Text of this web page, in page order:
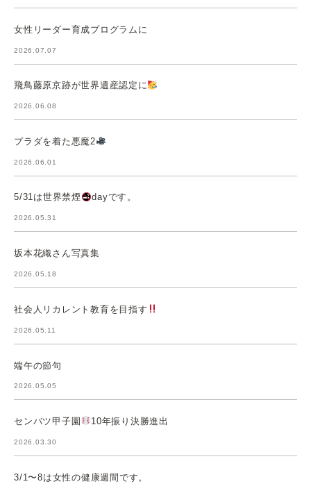
女性リーダー育成プログラムに
2026.07.07
飛鳥藤原京跡が世界遺産認定に
2026.06.08
プラダを着た悪魔2
2026.06.01
5/31は世界禁煙 dayです。
2026.05.31
坂本花織さん写真集
2026.05.18
社会人リカレント教育を目指す
2026.05.11
端午の節句
2026.05.05
センバツ甲子園 10年振り決勝進出
2026.03.30
3/1〜8は女性の健康週間です。